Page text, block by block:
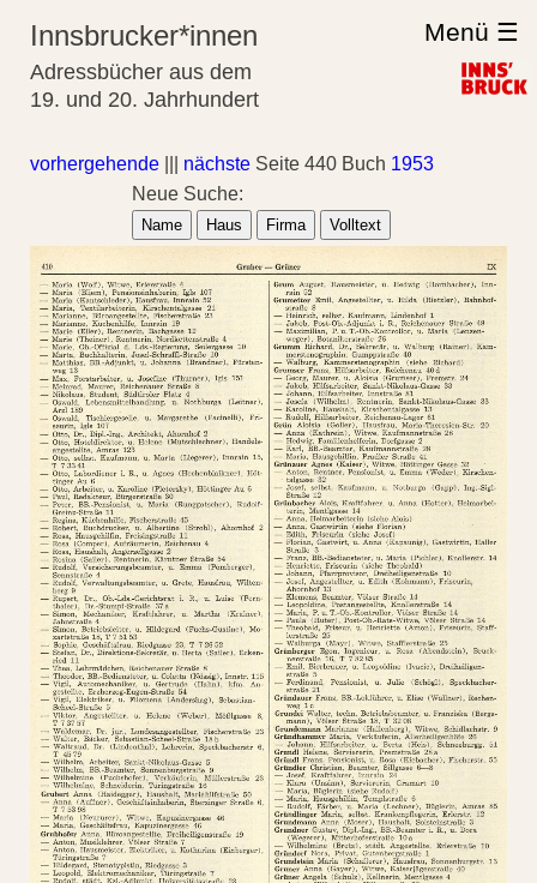
Innsbrucker*innen
Adressbücher aus dem
19. und 20. Jahrhundert
Menü ☰
vorhergehende nächste Seite 440 Buch 1953
Neue Suche:
Name Haus Firma Volltext